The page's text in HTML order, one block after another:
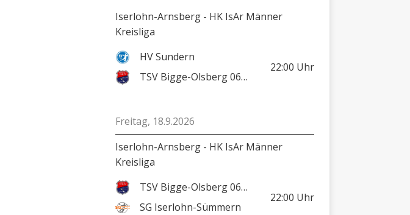
Iserlohn-Arnsberg - HK IsAr Männer
Kreisliga
HV Sundern
TSV Bigge-Olsberg 06/08
22:00 Uhr
Freitag, 18.9.2026
Iserlohn-Arnsberg - HK IsAr Männer
Kreisliga
TSV Bigge-Olsberg 06/08
SG Iserlohn-Sümmern
22:00 Uhr